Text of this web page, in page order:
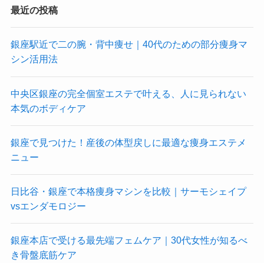
最近の投稿
銀座駅近で二の腕・背中痩せ｜40代のための部分痩身マ
シン活用法
中央区銀座の完全個室エステで叶える、人に見られない
本気のボディケア
銀座で見つけた！産後の体型戻しに最適な痩身エステメ
ニュー
日比谷・銀座で本格痩身マシンを比較｜サーモシェイプ
vsエンダモロジー
銀座本店で受ける最先端フェムケア｜30代女性が知るべ
き骨盤底筋ケア